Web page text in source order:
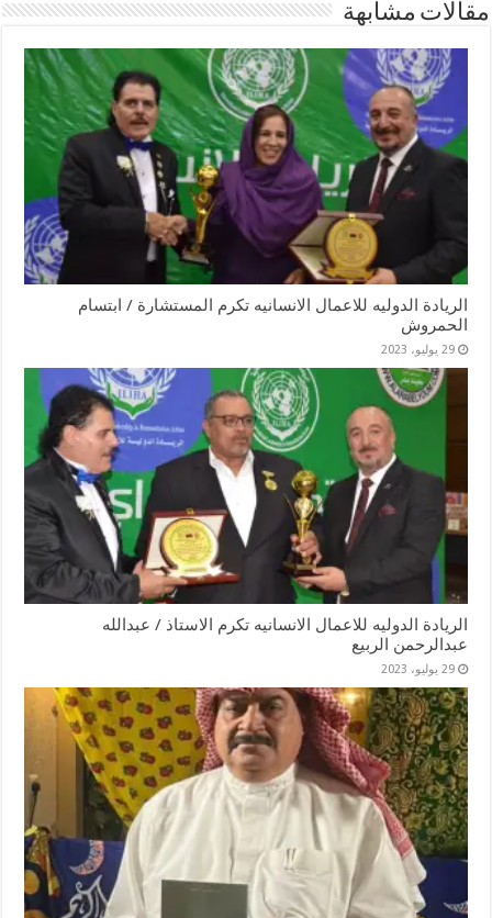
مقالات مشابهة
الريادة الدوليه للاعمال الانسانيه تكرم المستشارة / ابتسام
الحمروش
29 يوليو، 2023
الريادة الدوليه للاعمال الانسانيه تكرم الاستاذ / عبدالله
عبدالرحمن الربيع
29 يوليو، 2023